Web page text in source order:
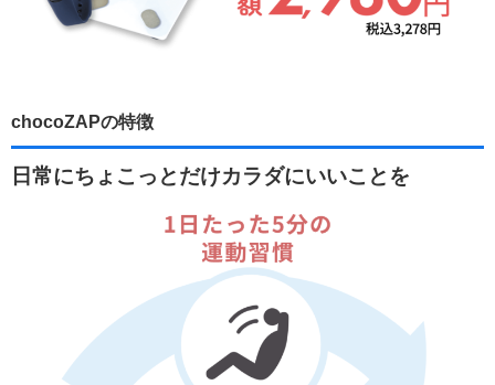
chocoZAPの特徴
日常にちょこっとだけカラダにいいことを